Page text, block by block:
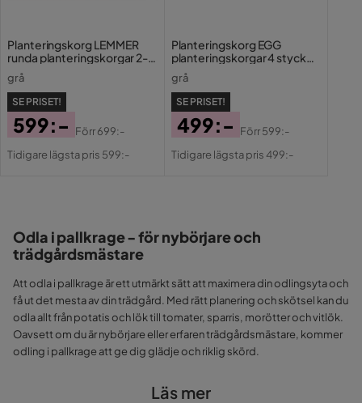
Planteringskorg LEMMER
runda planteringskorgar 2-
pack
grå
SE PRISET!
Pris
599:-
Original
Förr699:-
Tidigare lägsta pris 599:-
Planteringskorg EGG
planteringskorgar 4 stycken
2-set
grå
SE PRISET!
Pris
499:-
Original
Förr599:-
Tidigare lägsta pris 499:-
Odla i pallkrage - för nybörjare och
trädgårdsmästare
Att odla i pallkrage är ett utmärkt sätt att maximera din odlingsyta och
få ut det mesta av din trädgård. Med rätt planering och skötsel kan du
odla allt från potatis och lök till tomater, sparris, morötter och vitlök.
Oavsett om du är nybörjare eller erfaren trädgårdsmästare, kommer
odling i pallkrage att ge dig glädje och riklig skörd.
Läs mer